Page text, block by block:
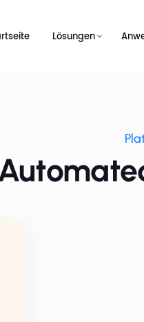
Lösungen